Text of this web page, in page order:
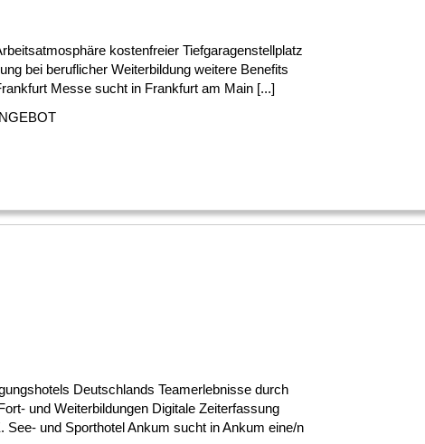
kostenfreier Tiefgaragenstellplatz
bei beruflicher Weiterbildung weitere Benefits
Messe sucht in Frankfurt am Main [...]
Deutschlands Teamerlebnisse durch
und Weiterbildungen Digitale Zeiterfassung
und Sporthotel Ankum sucht in Ankum eine/n